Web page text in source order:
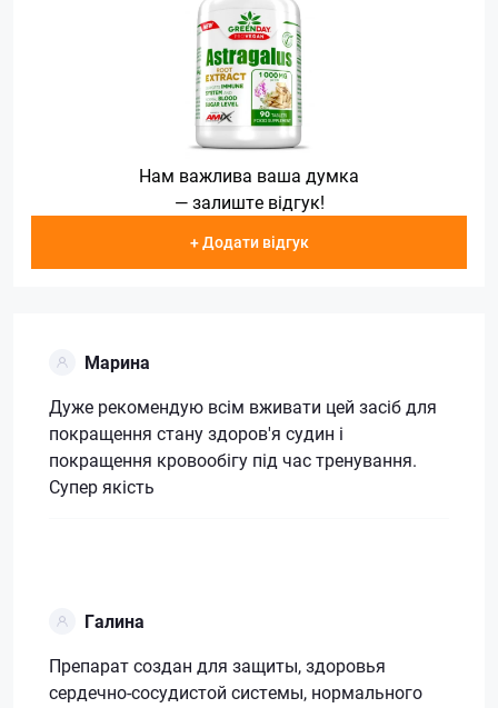
Нам важлива ваша думка
— залиште відгук!
+ Додати відгук
Марина
Дуже рекомендую всім вживати цей засіб для
покращення стану здоров'я судин і
покращення кровообігу під час тренування.
Супер якість
Галина
Препарат создан для защиты, здоровья
сердечно-сосудистой системы, нормального